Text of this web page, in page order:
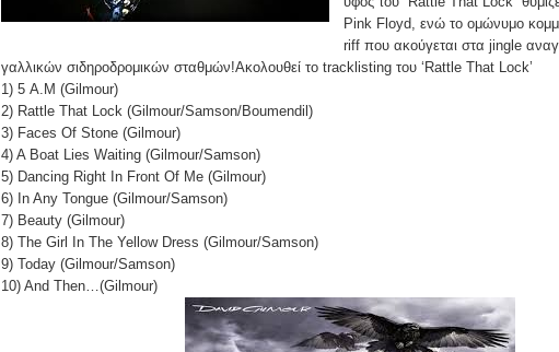
Pink Floyd, ενώ το ομώνυμο
riff που ακούγεται στα jingle
γαλλικών σιδηροδρομικών σταθμών!Ακολουθεί το tracklisting του ‘Rattle That Lock’
1) 5 A.M (Gilmour)
2) Rattle That Lock (Gilmour/Samson/Boumendil)
3) Faces Of Stone (Gilmour)
4) A Boat Lies Waiting (Gilmour/Samson)
5) Dancing Right In Front Of Me (Gilmour)
6) In Any Tongue (Gilmour/Samson)
7) Beauty (Gilmour)
8) The Girl In The Yellow Dress (Gilmour/Samson)
9) Today (Gilmour/Samson)
10) And Then…(Gilmour)